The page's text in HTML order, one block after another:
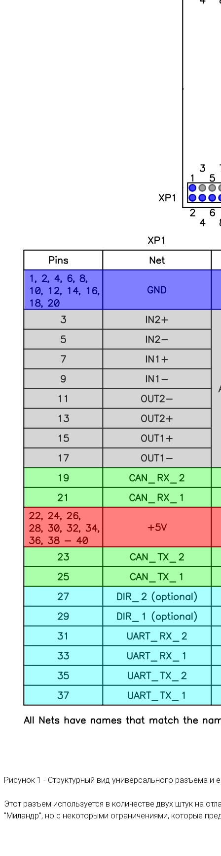
Рисунок 1 - Структурный вид универсального разъема и
Этот разъем используется в количестве двух штук на
"Миландр", но с некоторыми ограничениями, которые